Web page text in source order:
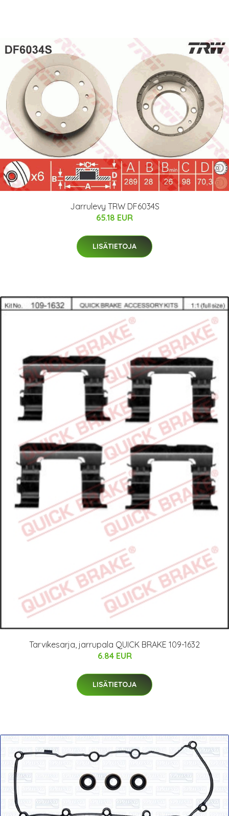
Jarrulevy TRW DF6034S
65.18 EUR
LISÄTIETOJA
Tarvikesarja, jarrupala QUICK BRAKE 109-1632
6.84 EUR
LISÄTIETOJA